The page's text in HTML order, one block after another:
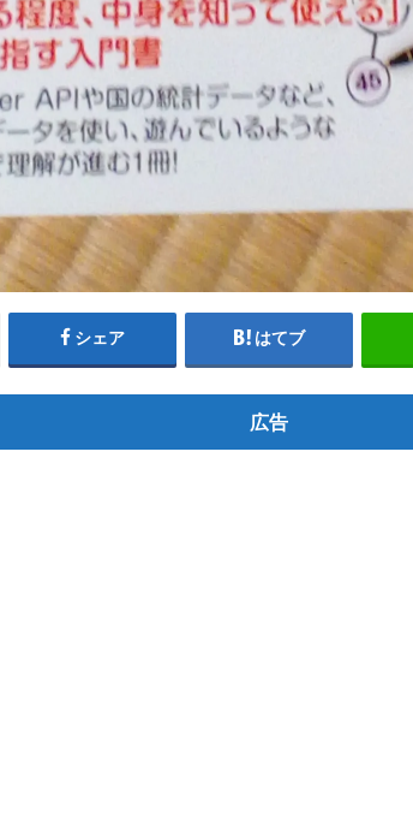
シェア はてブ
広告